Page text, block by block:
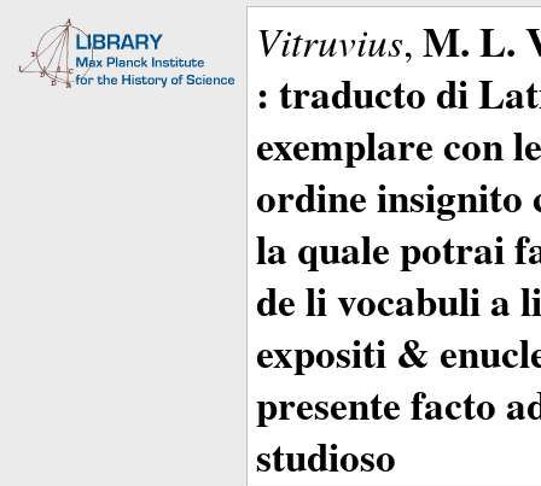
Vitruvius, M. L.
: traducto di
exemplare con
ordine insignito
la quale potrai
de li vocabuli a
expositi &
presente facto
studioso